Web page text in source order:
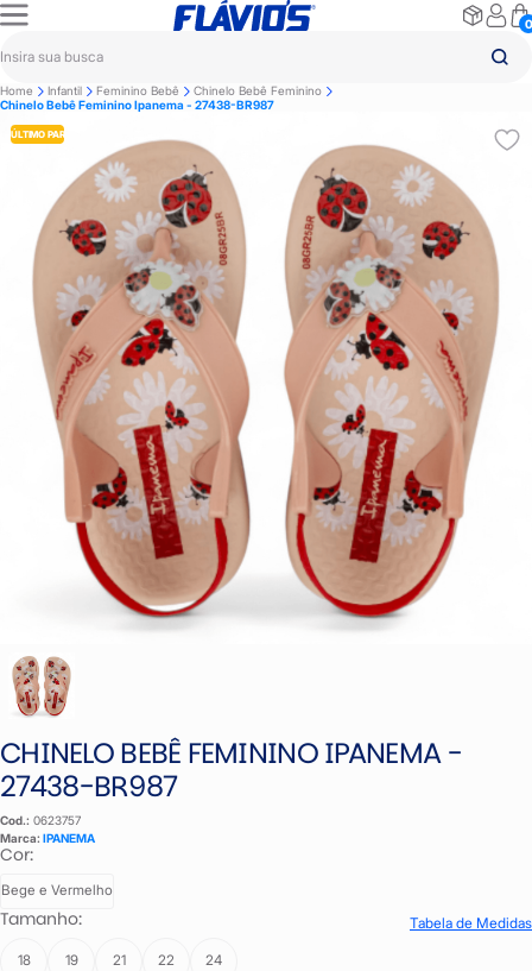
0
Home Infantil Feminino Bebê
Chinelo Bebê Feminino
Chinelo Bebê Feminino Ipanema - 27438-BR987
ÚLTIMO PAR
CHINELO BEBÊ FEMININO IPANEMA -
27438-BR987
Cod.: 0623757
Marca: IPANEMA
Cor:
Bege e Vermelho
Tamanho: Tabela de Medidas
18 19 21 22 24